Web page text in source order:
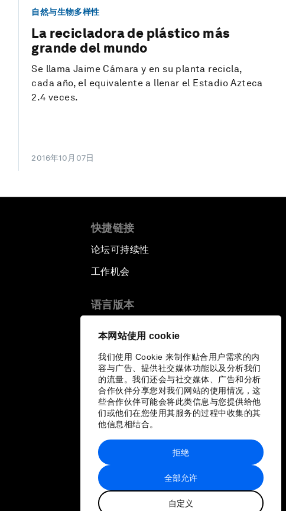
本网站使用 cookie
我们使用 Cookie 来制作贴合用户需求的内
容与广告、提供社交媒体功能以及分析我们
的流量。我们还会与社交媒体、广告和分析
合作伙伴分享您对我们网站的使用情况，这
些合作伙伴可能会将此类信息与您提供给他
们或他们在您使用其服务的过程中收集的其
他信息相结合。
全部允许
自定义
拒绝
自然与生物多样性
La recicladora de plástico más
grande del mundo
Se llama Jaime Cámara y en su planta recicla,
cada año, el equivalente a llenar el Estadio Azteca
2.4 veces.
2016年10月07日
快捷链接
论坛可持续性
工作机会
语言版本